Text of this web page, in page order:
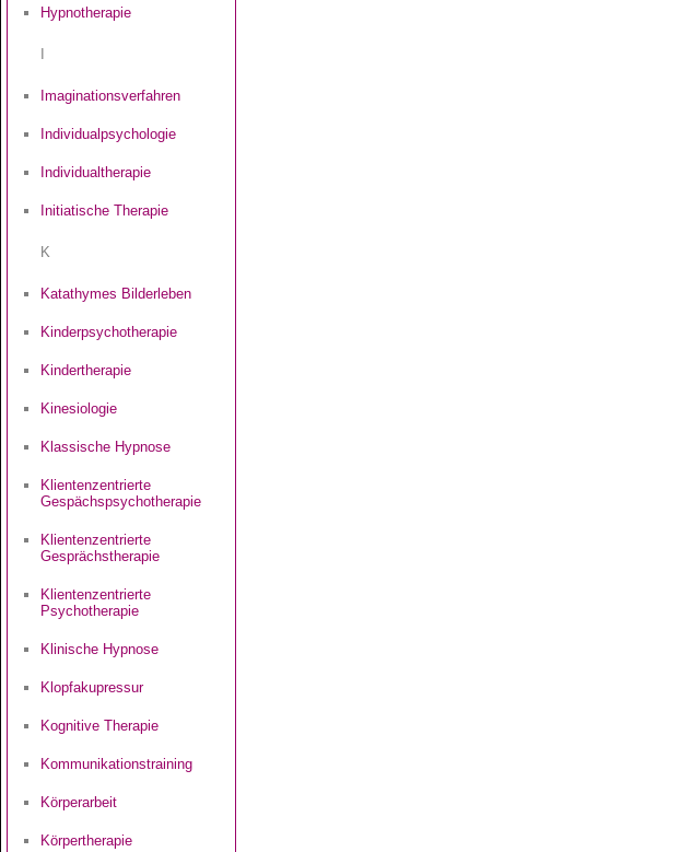
Hypnotherapie
Imaginationsverfahren
Individualpsychologie
Individualtherapie
Initiatische Therapie
K
Katathymes Bilderleben
Kinderpsychotherapie
Kindertherapie
Kinesiologie
Klassische Hypnose
Klientenzentrierte
Gespächspsychotherapie
Klientenzentrierte
Gesprächstherapie
Klientenzentrierte
Psychotherapie
Klinische Hypnose
Klopfakupressur
Kognitive Therapie
Kommunikationstraining
Körperarbeit
Körpertherapie